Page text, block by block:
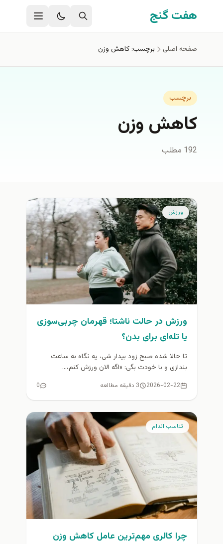
رفتن به محتوای اصلی
هفت گنج
صفحه اصلی برچسب: کاهش وزن
برچسب
کاهش وزن
192 مطلب
ورزش
ورزش در حالت ناشتا؛ قهرمان چربی‌سوزی
یا تله‌ای برای بدن؟
تا حالا شده صبح زود بیدار شی، یه نگاه به ساعت
بندازی و با خودت بگی: «اگه الان ورزش کنم،...
2026-02-22 3 دقیقه مطالعه 0
تناسب اندام
چرا کالری مهم‌ترین عامل کاهش وزن